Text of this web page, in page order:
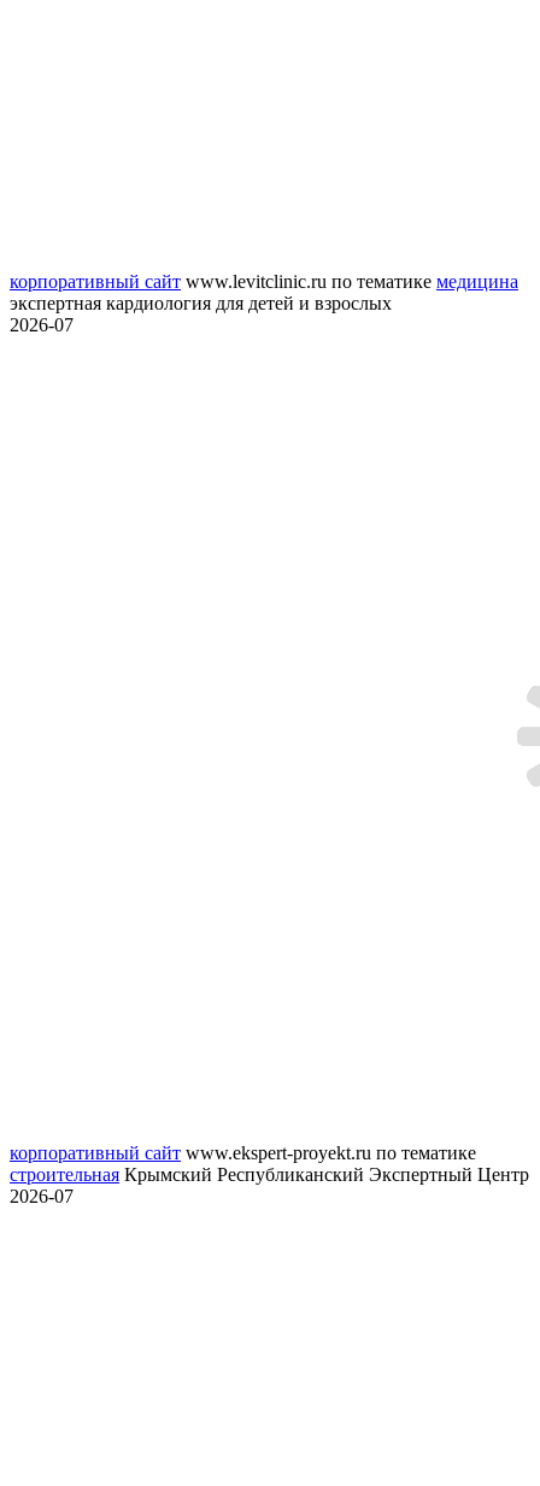
корпоративный сайт www.levitclinic.ru по тематике медицина
экспертная кардиология для детей и взрослых
2026-07
корпоративный сайт www.ekspert-proyekt.ru по тематике
строительная Крымский Республиканский Экспертный Центр
2026-07